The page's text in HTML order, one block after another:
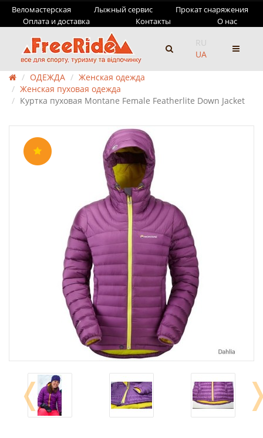
Веломастерская Лыжный сервис
Прокат снаряжения
Оплата и доставка
Контакты О нас
RU
UA
ОДЕЖДА
Женская одежда
Женская пуховая одежда
Куртка пуховая Montane Female Featherlite Down Jacket
❬